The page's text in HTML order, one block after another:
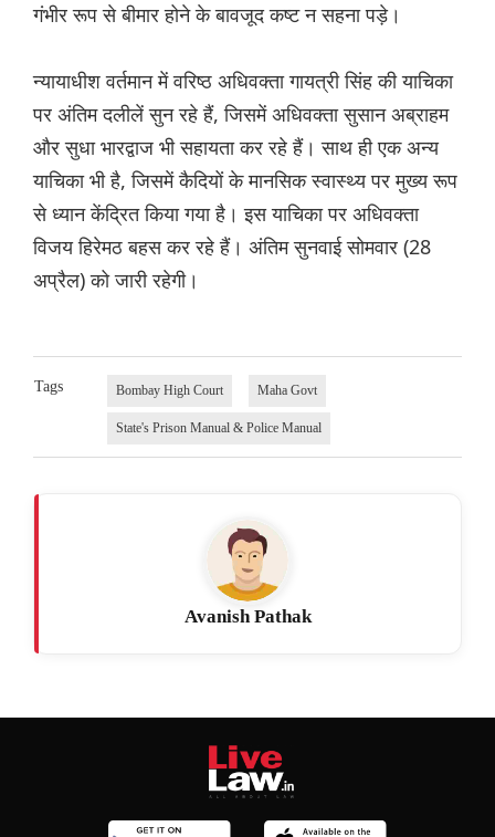
गंभीर रूप से बीमार होने के बावजूद कष्ट न सहना पड़े।
न्यायाधीश वर्तमान में वरिष्ठ अधिवक्ता गायत्री सिंह की याचिका
पर अंतिम दलीलें सुन रहे हैं, जिसमें अधिवक्ता सुसान अब्राहम
और सुधा भारद्वाज भी सहायता कर रहे हैं। साथ ही एक अन्य
याचिका भी है, जिसमें कैदियों के मानसिक स्वास्थ्य पर मुख्य रूप
से ध्यान केंद्रित किया गया है। इस याचिका पर अधिवक्ता
विजय हिरेमठ बहस कर रहे हैं। अंतिम सुनवाई सोमवार (28
अप्रैल) को जारी रहेगी।
Tags Bombay High Court Maha Govt
State's Prison Manual & Police Manual
Avanish Pathak